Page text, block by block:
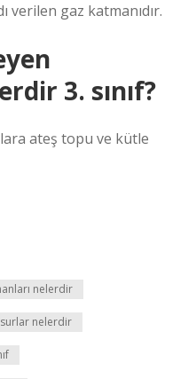
verilen gaz katmanıdır.
3. sınıf?
ateş topu ve kütle
nelerdir
nelerdir